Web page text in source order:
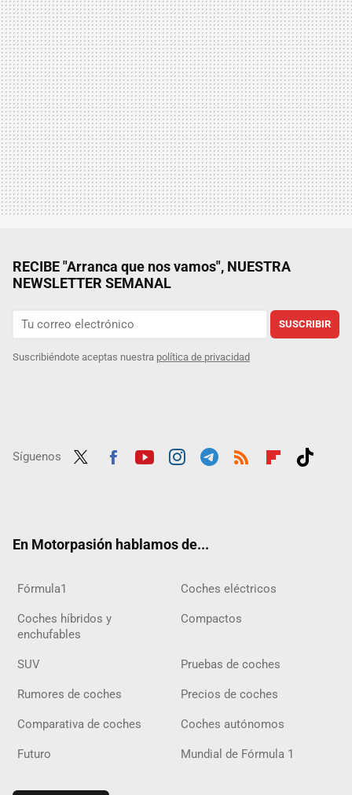
RECIBE "Arranca que nos vamos", NUESTRA
NEWSLETTER SEMANAL
SUSCRIBIR
Suscribiéndote aceptas nuestra política de privacidad
Síguenos
En Motorpasión hablamos de...
Fórmula1 Coches eléctricos
Coches híbridos y
enchufables
Compactos
SUV Pruebas de coches
Rumores de coches Precios de coches
Comparativa de coches Coches autónomos
Futuro Mundial de Fórmula 1